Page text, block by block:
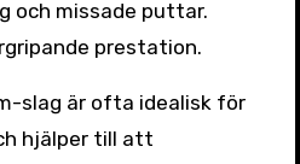
och missade puttar.
prestation.
slag är ofta idealisk för
hjälper till att